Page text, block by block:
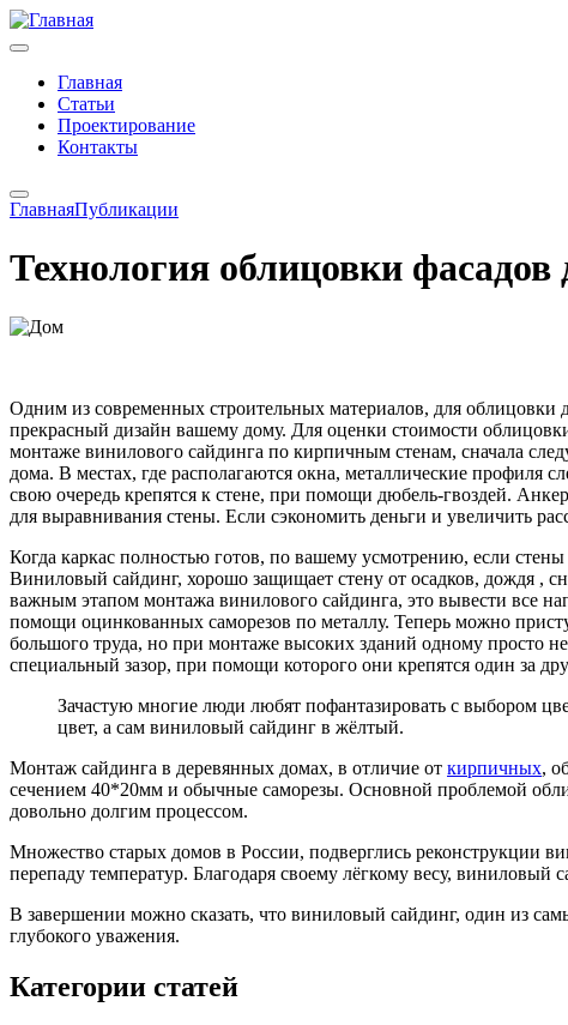
Главная
Статьи
Проектирование
Контакты
ГлавнаяПубликации
Технология облицовки
Одним из современных строительных материалов, для
прекрасный дизайн вашему дому. Для оценки стоимости
монтаже винилового сайдинга по кирпичным стенам, сначала
дома. В местах, где располагаются окна, металлические
свою очередь крепятся к стене, при помощи дюбель-гвоздей.
для выравнивания стены. Если сэкономить деньги и увеличить
Когда каркас полностью готов, по вашему усмотрению, если
Виниловый сайдинг, хорошо защищает стену от осадков, дождя ,
важным этапом монтажа винилового сайдинга, это вывести все
помощи оцинкованных саморезов по металлу. Теперь можно
большого труда, но при монтаже высоких зданий одному просто
специальный зазор, при помощи которого они крепятся один за
Зачастую многие люди любят пофантазировать с выбором
цвет, а сам виниловый сайдинг в жёлтый.
Монтаж сайдинга в деревянных домах, в отличие от кирпичных,
сечением 40*20мм и обычные саморезы. Основной проблемой
довольно долгим процессом.
Множество старых домов в России, подверглись реконструкции
перепаду температур. Благодаря своему лёгкому весу, виниловый
В завершении можно сказать, что виниловый сайдинг, один из
глубокого уважения.
Категории статей